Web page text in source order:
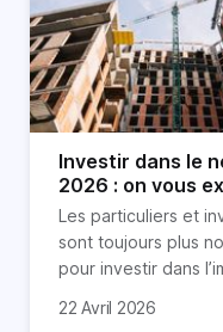
Investir dans le
2026 : on vous
tout !
Les particuliers et
sont toujours plus
pour investir dans
nombreux avantages
22 Avril 2026